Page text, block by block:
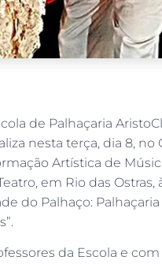
de Palhaçaria
nesta terça, dia 8, no
Artística de
em Rio das Ostras,
do Palhaço:
da Escola e